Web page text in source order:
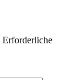
Erforderliche